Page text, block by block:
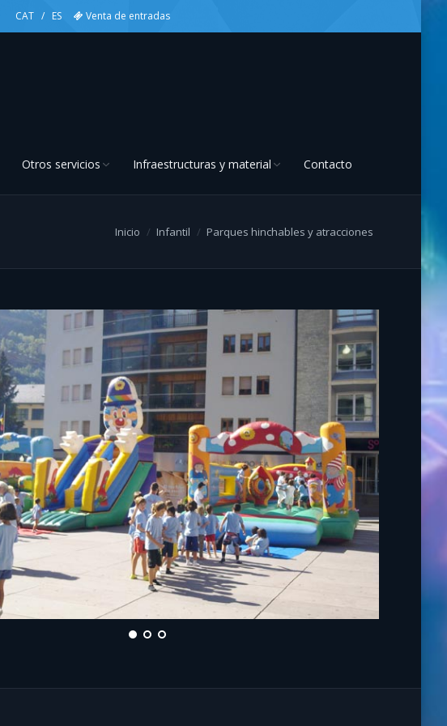
CAT / ES Venta de entradas
Otros servicios Infraestructuras y material Contacto
Inicio Infantil Parques hinchables y atracciones